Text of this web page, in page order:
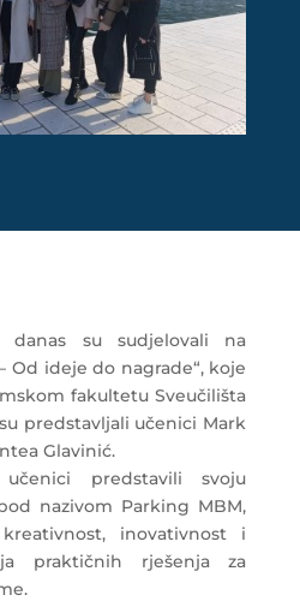
danas su sudjelovali na
Od ideje do nagrade“, koje
fakultetu Sveučilišta
predstavljali učenici Mark
Glavinić.
predstavili svoju
nazivom Parking MBM,
inovativnost i
praktičnih rješenja za